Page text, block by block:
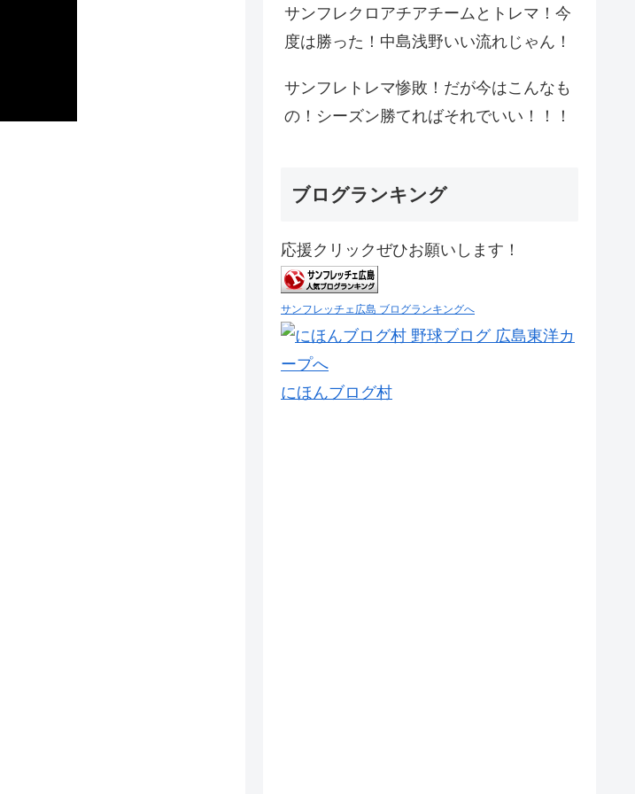
サンフレクロアチアチームとトレマ！今
度は勝った！中島浅野いい流れじゃん！
サンフレトレマ惨敗！だが今はこんなも
の！シーズン勝てればそれでいい！！！
ブログランキング
応援クリックぜひお願いします！
サンフレッチェ広島 ブログランキングへ
にほんブログ村